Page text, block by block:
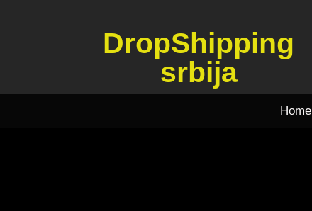
DropShipping
srbija
Home